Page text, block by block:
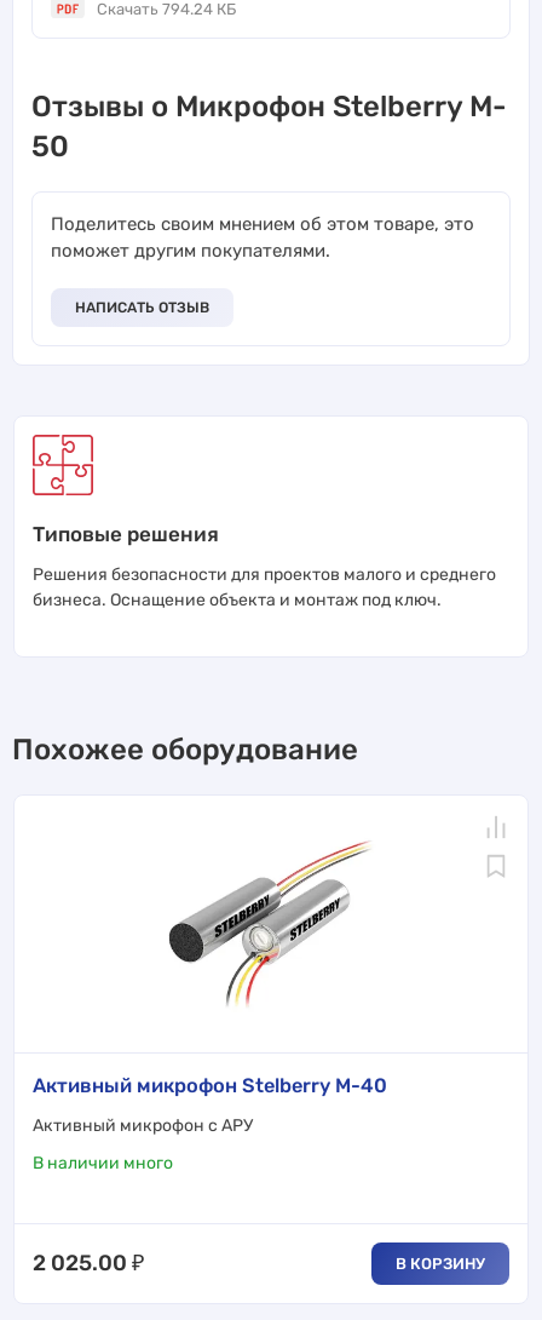
Скачать 794.24 КБ
Отзывы о Микрофон Stelberry M-
50
Поделитесь своим мнением об этом товаре, это
поможет другим покупателями.
НАПИСАТЬ ОТЗЫВ
Типовые решения
Решения безопасности для проектов малого и среднего
бизнеса. Оснащение объекта и монтаж под ключ.
Похожее оборудование
Активный микрофон Stelberry M-40
Активный микрофон с АРУ
В наличии много
2 025.00 ₽ В КОРЗИНУ